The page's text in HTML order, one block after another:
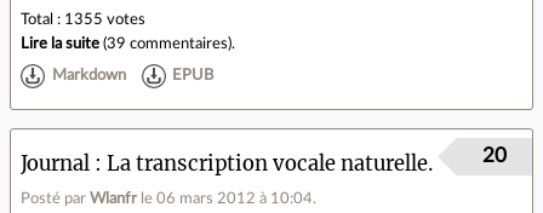
Total : 1355 votes
Lire la suite (39 commentaires).
Markdown EPUB
Journal La transcription vocale naturelle.
Posté par Wlanfr le 06 mars 2012 à 10:04.
20